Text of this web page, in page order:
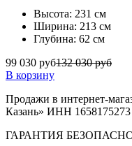
Высота: 231 см
Ширина: 213 см
Глубина: 62 см
99 030 руб132 030 руб
В корзину
Продажи в интернет-
Казань» ИНН 1658175273
ГАРАНТИЯ